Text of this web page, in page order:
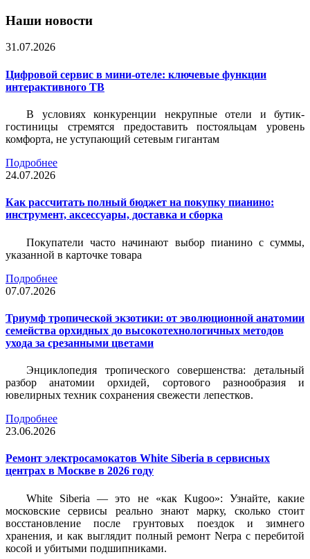
Наши новости
31.07.2026
Цифровой сервис в мини-отеле: ключевые функции
интерактивного ТВ
В условиях конкуренции некрупные отели и бутик-
гостиницы стремятся предоставить постояльцам уровень
комфорта, не уступающий сетевым гигантам
Подробнее
24.07.2026
Как рассчитать полный бюджет на покупку пианино:
инструмент, аксессуары, доставка и сборка
Покупатели часто начинают выбор пианино с суммы,
указанной в карточке товара
Подробнее
07.07.2026
Триумф тропической экзотики: от эволюционной анатомии
семейства орхидных до высокотехнологичных методов
ухода за срезанными цветами
Энциклопедия тропического совершенства: детальный
разбор анатомии орхидей, сортового разнообразия и
ювелирных техник сохранения свежести лепестков.
Подробнее
23.06.2026
Ремонт электросамокатов White Siberia в сервисных
центрах в Москве в 2026 году
White Siberia — это не «как Kugoo»: Узнайте, какие
московские сервисы реально знают марку, сколько стоит
восстановление после грунтовых поездок и зимнего
хранения, и как выглядит полный ремонт Nerpa с перебитой
косой и убитыми подшипниками.